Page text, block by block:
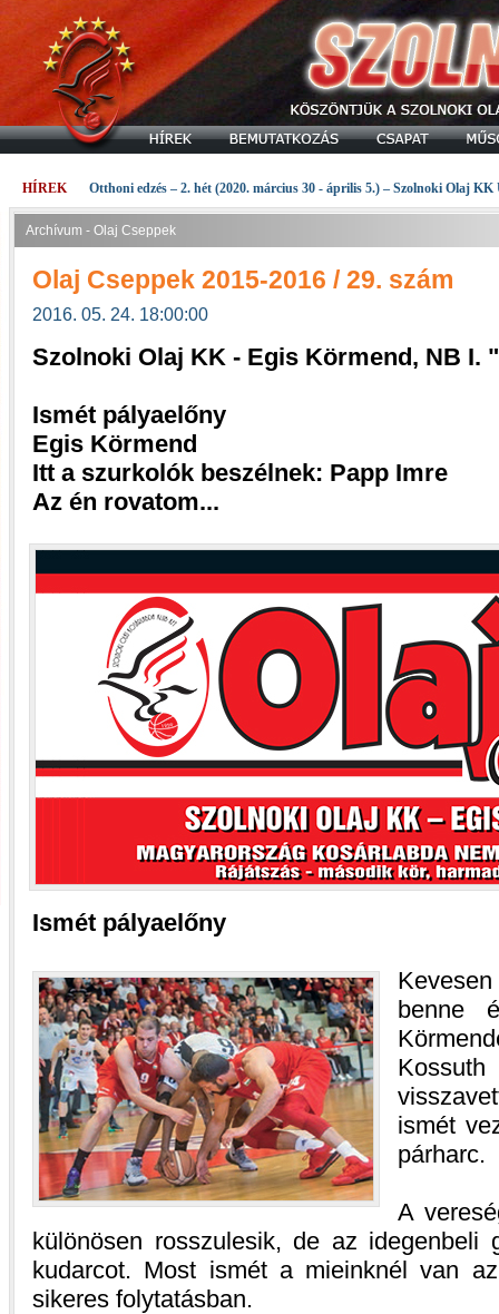
HÍREK Otthoni edzés – 2. hét (2020. március 30 - április 5.) – Szolnoki Olaj KK
Archívum - Olaj Cseppek
Olaj Cseppek 2015-2016 / 29. szám
2016. 05. 24. 18:00:00
Szolnoki Olaj KK - Egis Körmend, NB I.
Ismét pályaelőny
Egis Körmend
Itt a szurkolók beszélnek: Papp Imre
Az én rovatom...
Ismét pályaelőny
benne
ismét
párharc.
A
különösen rosszulesik, de az idegenbeli
kudarcot. Most ismét a mieinknél van
sikeres folytatásban.